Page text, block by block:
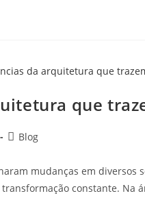
que
Blog
mudanças em
constante. Na